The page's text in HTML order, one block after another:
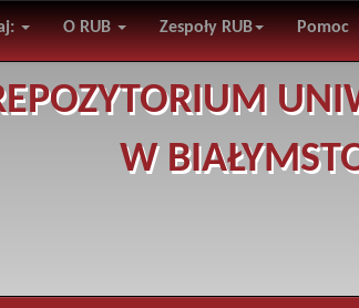
O RUB Zespoły RUB Pomoc
W